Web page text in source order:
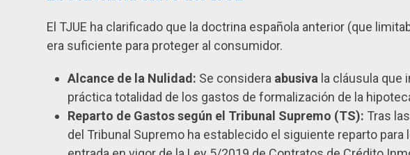
El TJUE ha clarificado que la doctrina española anterior (que
era suficiente para proteger al consumidor.
Alcance de la Nulidad: Se considera abusiva la cláusula que
práctica totalidad de los gastos de formalización de la
Reparto de Gastos según el Tribunal Supremo (TS): Tras
del Tribunal Supremo ha establecido el siguiente reparto